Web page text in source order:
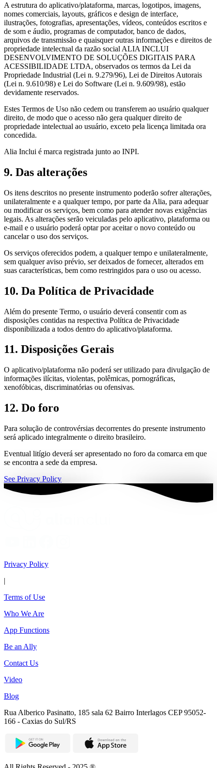
A estrutura do aplicativo/plataforma, marcas, logotipos, imagens,
nomes comerciais, layouts, gráficos e design de interface,
ilustrações, fotografias, apresentações, vídeos, conteúdos escritos e
de som e áudio, programas de computador, banco de dados,
arquivos de transmissão e quaisquer outras informações e direitos de
propriedade intelectual da razão social ALIA INCLUI
DESENVOLVIMENTO DE SOLUÇÕES DIGITAIS PARA
ACESSIBILIDADE LTDA, observados os termos da Lei da
Propriedade Industrial (Lei n. 9.279/96), Lei de Direitos Autorais
(Lei n. 9.610/98) e Lei do Software (Lei n. 9.609/98), estão
devidamente reservados.
Estes Termos de Uso não cedem ou transferem ao usuário qualquer
direito, de modo que o acesso não gera qualquer direito de
propriedade intelectual ao usuário, exceto pela licença limitada ora
concedida.
Alia Inclui é marca registrada junto ao INPI.
9. Das alterações
Os itens descritos no presente instrumento poderão sofrer alterações,
unilateralmente e a qualquer tempo, por parte da Alia, para adequar
ou modificar os serviços, bem como para atender novas exigências
legais. As alterações serão veiculadas pelo aplicativo, plataforma ou
e-mail e o usuário poderá optar por aceitar o novo conteúdo ou
cancelar o uso dos serviços.
Os serviços oferecidos podem, a qualquer tempo e unilateralmente,
sem qualquer aviso prévio, ser deixados de fornecer, alterados em
suas características, bem como restringidos para o uso ou acesso.
10. Da Política de Privacidade
Além do presente Termo, o usuário deverá consentir com as
disposições contidas na respectiva Política de Privacidade
disponibilizada a todos dentro do aplicativo/plataforma.
11. Disposições Gerais
O aplicativo/plataforma não poderá ser utilizado para divulgação de
informações ilícitas, violentas, polêmicas, pornográficas,
xenofóbicas, discriminatórias ou ofensivas.
12. Do foro
Para solução de controvérsias decorrentes do presente instrumento
será aplicado integralmente o direito brasileiro.
Eventual litígio deverá ser apresentado no foro da comarca em que
se encontra a sede da empresa.
See Privacy Policy
Privacy Policy
|
Terms of Use
Who We Are
App Functions
Be an Ally
Contact Us
Video
Blog
Rua Alberico Pasinatto, 185 sala 62 Bairro Interlagos CEP 95052-
166 - Caxias do Sul/RS